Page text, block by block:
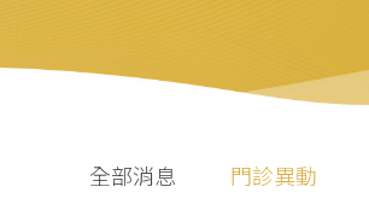
全部消息 門診異動